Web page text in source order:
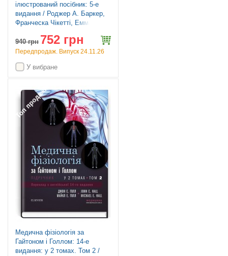
ілюстрований посібник: 5-е
видання / Роджер А. Баркер,
Франческа Чікетті, Емма
940грн 752 грн
Передпродаж. Випуск 24.11.26
У вибране
Топ продажів
Медична фізіологія за
Гайтоном і Голлом: 14-е
видання: у 2 томах. Том 2 /